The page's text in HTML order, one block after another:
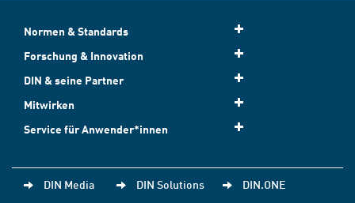
Normen & Standards
Forschung & Innovation
DIN & seine Partner
Mitwirken
Service für Anwender*innen
DIN Media DIN Solutions DIN.ONE